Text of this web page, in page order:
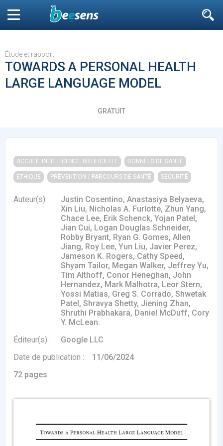
Étude et rapport
TOWARDS A PERSONAL HEALTH
LARGE LANGUAGE MODEL
GRATUIT
ACCUEIL INTELLIGENCE ARTIFICIELLE DONNÉES DE SANTÉ
ÉTHIQUE PRÉVENTION / PARCOURS DE SANTÉ SÉCURITÉ
Auteur(s) :
Justin Cosentino, Anastasiya Belyaeva,
Xin Liu, Nicholas A. Furlotte, Zhun Yang,
Chace Lee, Erik Schenck, Yojan Patel,
Jian Cui, Logan Douglas Schneider,
Robby Bryant, Ryan G. Gomes, Allen
Jiang, Roy Lee, Yun Liu, Javier Perez,
Jameson K. Rogers, Cathy Speed,
Shyam Tailor, Megan Walker, Jeffrey Yu,
Tim Althoff, Conor Heneghan, John
Hernandez, Mark Malhotra, Leor Stern,
Yossi Matias, Greg S. Corrado, Shwetak
Patel, Shravya Shetty, Jiening Zhan,
Shruthi Prabhakara, Daniel McDuff, Cory
Y. McLean.
Éditeur(s) :
Google LLC
Date de publication :
11/06/2024
72 pages
Fermer
Le moteur de recherche
SURPOIDS-OBÉSITÉ
L’influence est avant
tout un message
Microsoft
GPT-4 à Bing et
‹ 1 2 3 4
ACTUALITÉS 2885
E-Santé : il est
grande
révolution en
Afrique !
FDA clears new
AI-powered
solution
Attention à